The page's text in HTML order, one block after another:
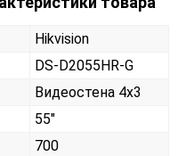
Hikvision
DS-D2055HR-G
Видеостена 4х3
55"
700